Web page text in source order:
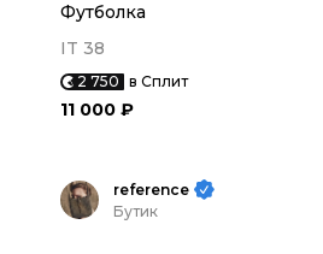
Футболка
IT 38
2 750 в Сплит
11 000 ₽
reference
Бутик